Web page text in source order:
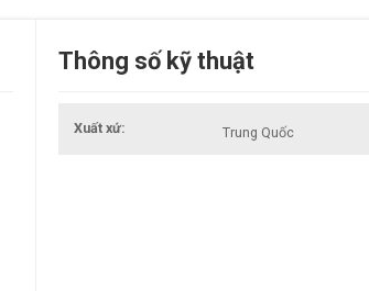
Thông số kỹ thuật
Xuất xứ Trung Quốc